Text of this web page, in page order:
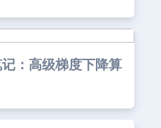
记：高级梯度下降算